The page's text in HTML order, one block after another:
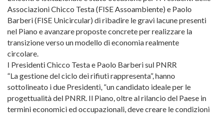
Associazioni Chicco Testa (FISE Assoambiente) e Paolo
Barberi (FISE Unicircular) di ribadire le gravi lacune presenti
nel Piano e avanzare proposte concrete per realizzare la
transizione verso un modello di economia realmente
circolare.
I Presidenti Chicco Testa e Paolo Barberi sul PNRR
“La gestione del ciclo dei rifiuti rappresenta”, hanno
sottolineato i due Presidenti, “un candidato ideale per le
progettualità del PNRR. Il Piano, oltre al rilancio del Paese in
termini economici ed occupazionali, deve creare le condizioni